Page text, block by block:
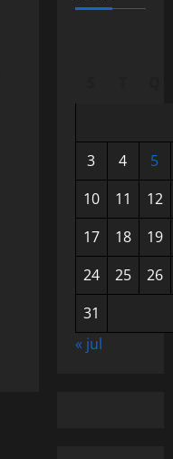
3 4
5
10
11
12
17
18
19
24
25
26
31
« jul